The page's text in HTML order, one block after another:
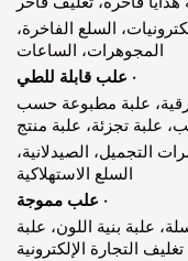
السلع الفاخرة،
الساعات
· علب قابلة للطي
مطبوعة حسب
علبة منتج
الصيدلانية،
السلع الاستهلاكية
· علب مموجة
اللون، علبة
الإلكترونية